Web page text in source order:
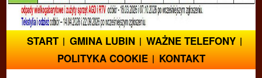
START GMINA LUBIN
WAŻNE TELEFONY
POLITYKA COOKIE
KONTAKT